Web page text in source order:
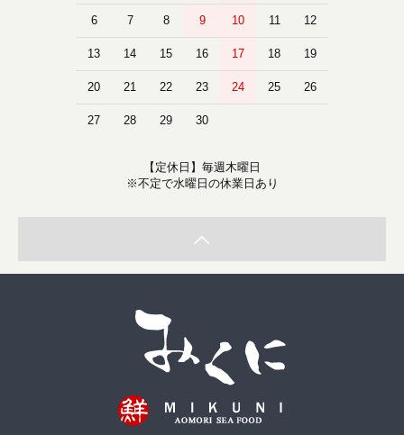
6 7 8 9 10 11 12
13 14 15 16 17 18 19
20 21 22 23 24 25 26
27 28 29 30
【定休日】毎週木曜日
※不定で水曜日の休業日あり